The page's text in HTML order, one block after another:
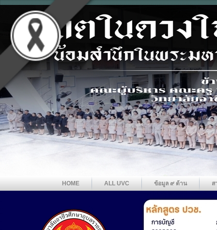
HOME ALL UVC ข้อมูล ๙ ด้าน ส